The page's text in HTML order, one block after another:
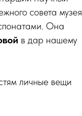
совета музея
Она
в дар нашему
личные вещи